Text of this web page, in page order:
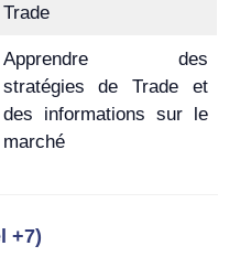
Trade
Apprendre des
stratégies de Trade et
des informations sur le
marché
+7)